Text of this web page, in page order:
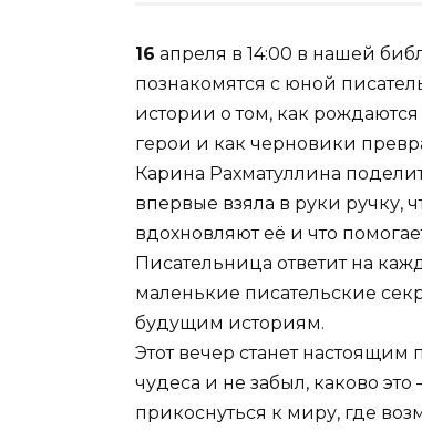
16 апреля в 14:00 в нашей
познакомятся с юной
истории о том, как
герои и как черновики
Карина Рахматуллина
впервые взяла в руки ручку,
вдохновляют её и что
Писательница ответит на
маленькие писательские
будущим историям.
Этот вечер станет
чудеса и не забыл, каково
прикоснуться к миру, где